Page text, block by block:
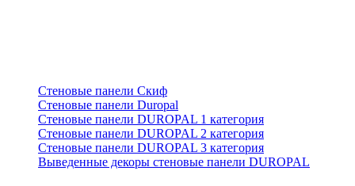
Стеновые панели Скиф
Стеновые панели Duropal
Стеновые панели DUROPAL 1 категория
Стеновые панели DUROPAL 2 категория
Стеновые панели DUROPAL 3 категория
Выведенные декоры стеновые панели DUROPAL